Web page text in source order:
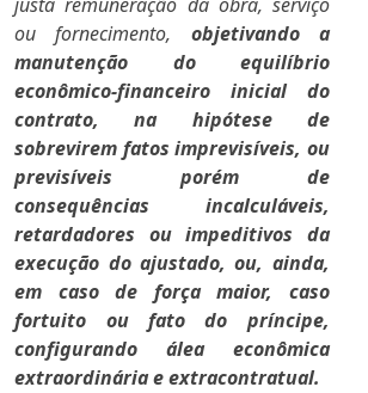
justa remuneração da obra, serviço
ou fornecimento, objetivando a
manutenção do equilíbrio
econômico-financeiro inicial do
contrato, na hipótese de
sobrevirem fatos imprevisíveis, ou
previsíveis porém de
consequências incalculáveis,
retardadores ou impeditivos da
execução do ajustado, ou, ainda,
em caso de força maior, caso
fortuito ou fato do príncipe,
configurando álea econômica
extraordinária e extracontratual.